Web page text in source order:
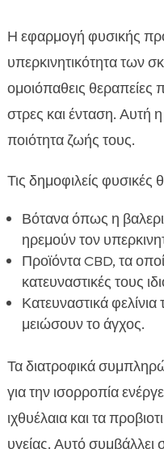
Η εφαρμογή φυσικής
υπερκινητικότητα των
ομοιόπαθεις
στρες και ένταση. Αυτή
ποιότητα ζωής τους.
Τις δημοφιλείς φυσικές
Βότανα όπως η
ηρεμούν τον
Προϊόντα CBD, τα
κατευναστικές τους
Κατευναστικά
μειώσουν το άγχος.
Τα διατροφικά
για την ισορροπία
ιχθυέλαια και τα
υγείας. Αυτό συμβάλλει